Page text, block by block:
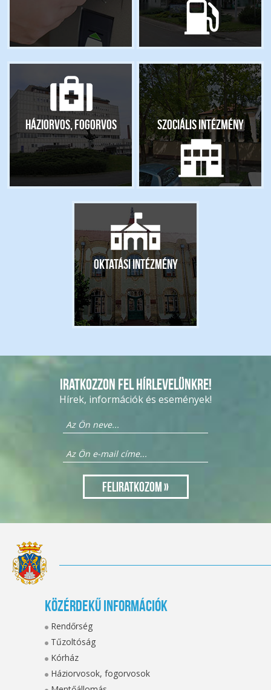
Háziorvos, fogorvos Szociális intézmény
Oktatási intézmény
Iratkozzon fel hírlevelünkre!
Hírek, információk és események!
Közérdekű információk
Rendőrség
Tűzoltóság
Kórház
Háziorvosok, fogorvosok